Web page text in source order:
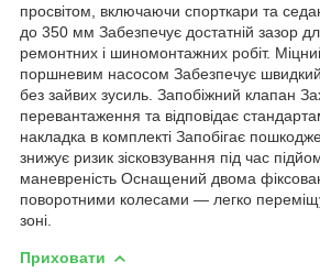
просвітом, включаючи спорткари та
до 350 мм Забезпечує достатній зазор
ремонтних і шиномонтажних робіт.
поршневим насосом Забезпечує
без зайвих зусиль. Запобіжний клапан
перевантаження та відповідає
накладка в комплекті Запобігає
знижує ризик зісковзування під час
маневреність Оснащений двома
поворотними колесами — легко
зоні.
Приховати